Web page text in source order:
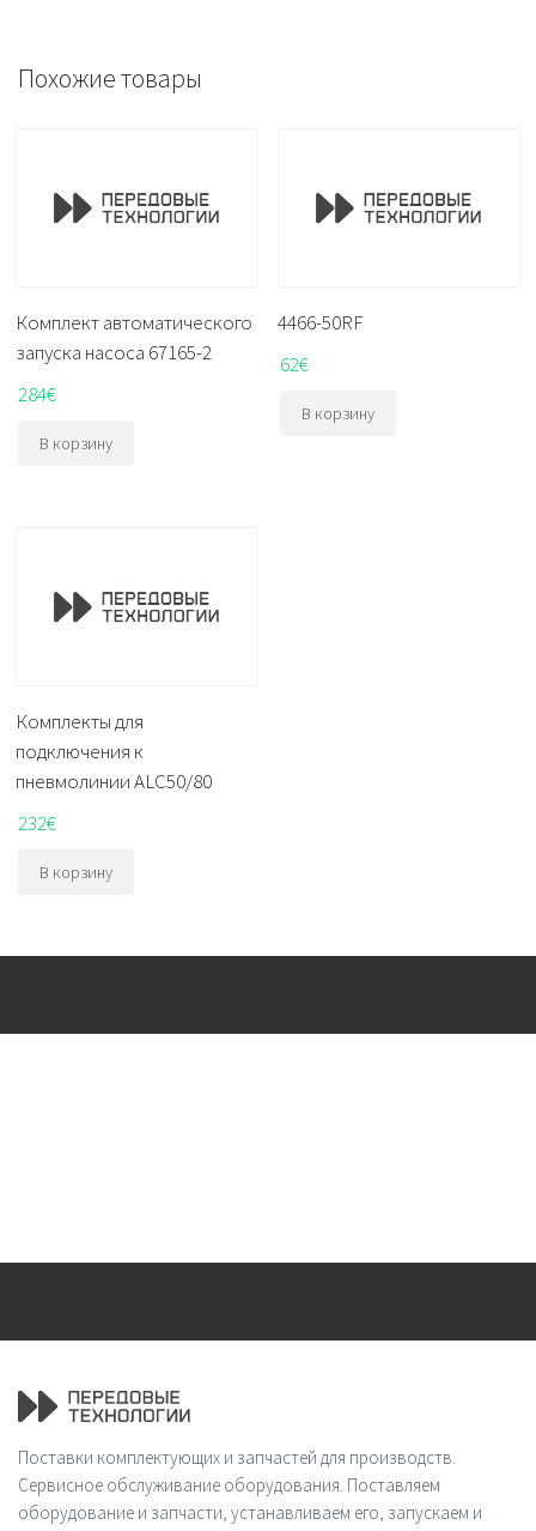
Похожие товары
Комплект автоматического
запуска насоса 67165-2
284€
В корзину
4466-50RF
62€
В корзину
Комплекты для
подключения к
пневмолинии ALC50/80
232€
В корзину
Поставки комплектующих и запчастей для производств.
Сервисное обслуживание оборудования. Поставляем
оборудование и запчасти, устанавливаем его, запускаем и